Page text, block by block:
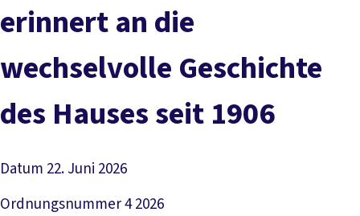
erinnert an die
wechselvolle Geschichte
des Hauses seit 1906
Datum 22. Juni 2026
Ordnungsnummer4 2026